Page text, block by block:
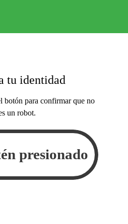
tu identidad
botón para confirmar que no
un robot.